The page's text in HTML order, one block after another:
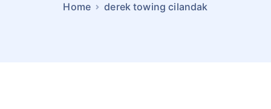
Home derek towing cilandak